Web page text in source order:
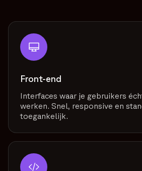
Front-end
Interfaces waar je gebruikers
werken. Snel, responsive en
toegankelijk.